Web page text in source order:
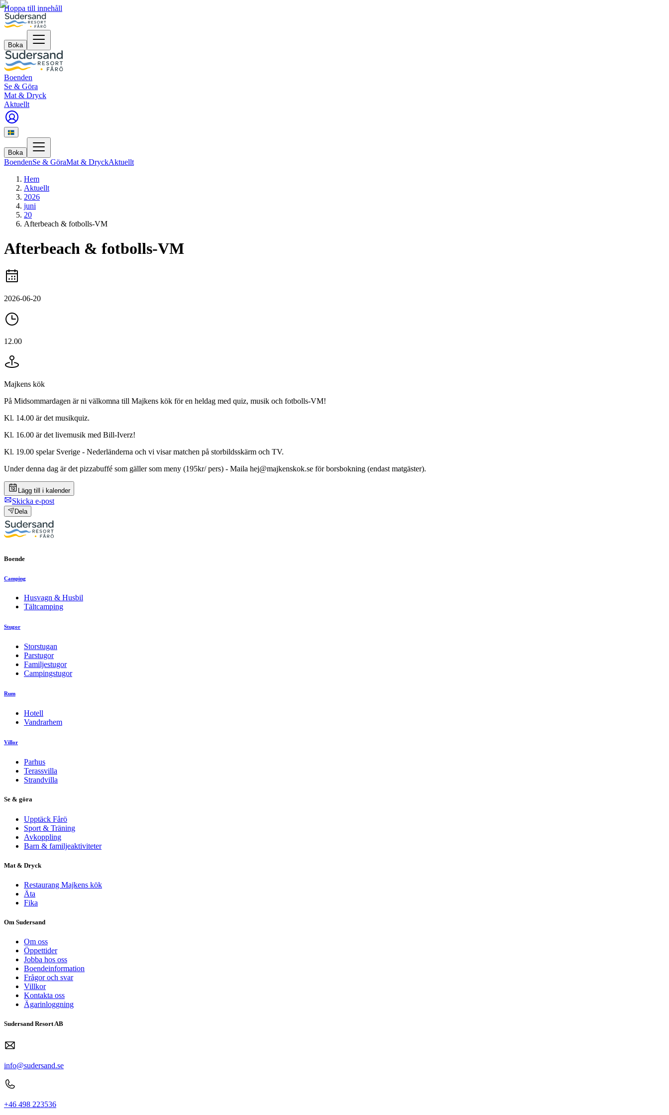
Hoppa till innehåll
Boka
Boenden
Se & Göra
Mat & Dryck
Aktuellt
Boka
BoendenSe & GöraMat & DryckAktuellt
Hem
Aktuellt
2026
juni
20
Afterbeach & fotbolls-VM
Afterbeach & fotbolls-VM
2026-06-20
12.00
Majkens kök
På Midsommardagen är ni välkomna till Majkens kök för en heldag med quiz, musik och fotbolls-VM!
Kl. 14.00 är det musikquiz.
Kl. 16.00 är det livemusik med Bill-Iverz!
Kl. 19.00 spelar Sverige - Nederländerna och vi visar matchen på storbildsskärm och TV.
Under denna dag är det pizzabuffé som gäller som meny (195kr/ pers) - Maila hej@majkenskok.se för borsbokning (endast matgäster).
Lägg till i kalender
Skicka e-post
Dela
Boende
Camping
Husvagn & Husbil
Tältcamping
Stugor
Storstugan
Parstugor
Familjestugor
Campingstugor
Rum
Hotell
Vandrarhem
Villor
Parhus
Terassvilla
Strandvilla
Se & göra
Upptäck Fårö
Sport & Träning
Avkoppling
Barn & familjeaktiviteter
Mat & Dryck
Restaurang Majkens kök
Äta
Fika
Om Sudersand
Om oss
Öppettider
Jobba hos oss
Boendeinformation
Frågor och svar
Villkor
Kontakta oss
Ägarinloggning
Sudersand Resort AB
info@sudersand.se
+46 498 223536